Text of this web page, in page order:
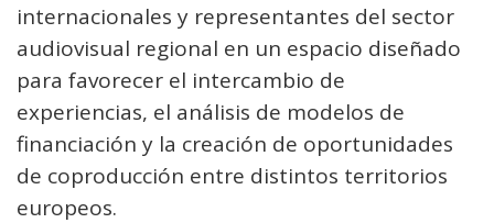
internacionales y representantes del sector
audiovisual regional en un espacio diseñado
para favorecer el intercambio de
experiencias, el análisis de modelos de
financiación y la creación de oportunidades
de coproducción entre distintos territorios
europeos.